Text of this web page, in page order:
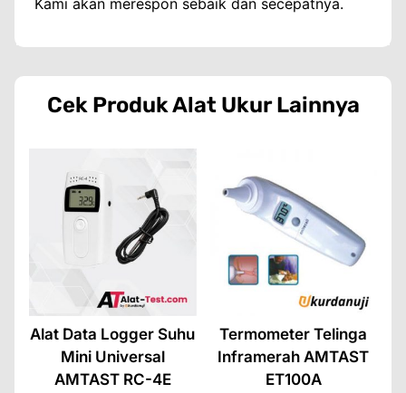
Kami akan merespon sebaik dan secepatnya.
Cek ProdukAlat UkurLainnya
Alat Data Logger Suhu
Mini Universal
AMTAST RC-4E
Termometer Telinga
Inframerah AMTAST
ET100A